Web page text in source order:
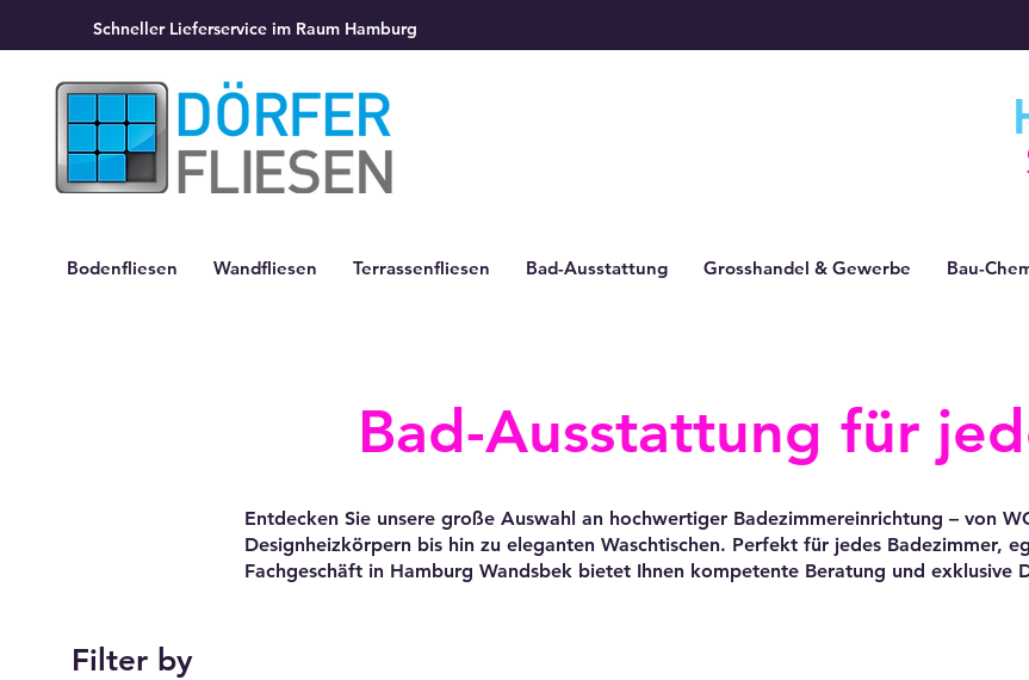
Schneller Lieferservice im Raum Hamburg
Bodenfliesen Wandfliesen Terrassenfliesen Bad-Ausstattung Grosshandel & Gewerbe Bau-
Bad-Ausstattung für
Entdecken Sie unsere große Auswahl an hochwertiger Badezimmereinrichtung – von
Designheizkörpern bis hin zu eleganten Waschtischen. Perfekt für jedes Badezimmer,
Fachgeschäft in Hamburg Wandsbek bietet Ihnen kompetente Beratung und exklusive
Filter by